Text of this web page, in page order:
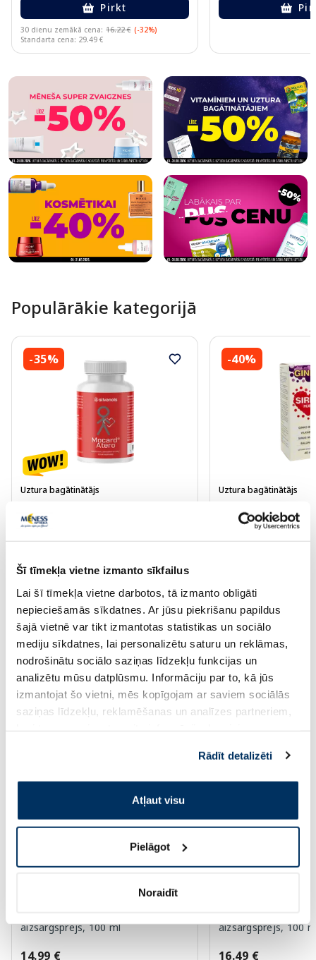
Šī tīmekļa vietne izmanto sīkfailus
Lai šī tīmekļa vietne darbotos, tā izmanto obligāti
nepieciešamās sīkdatnes. Ar jūsu piekrišanu papildus
šajā vietnē var tikt izmantotas statistikas un sociālo
mediju sīkdatnes, lai personalizētu saturu un reklāmas,
nodrošinātu sociālo saziņas līdzekļu funkcijas un
analizētu mūsu datplūsmu. Informāciju par to, kā jūs
izmantojat šo vietni, mēs kopīgojam ar saviem sociālās
saziņas līdzekļu, reklamēšanas un analīzes partneriem,
pakalpojumus. Ja piekrītat šo papildu sīkdatņu
izmantošanai, lūdzu, atzīmējiet savu izvēli:
Rādīt detalizēti
Atļaut visu
Pielāgot
Noraidīt
Pirkt
30 dienu zemākā cena: 16.22 € (-32%)
Standarta cena: 29.49 €
Populārākie kategorijā
-35%
Uztura bagātinātājs
31.84 € 48.99 €
Pirkt
Standarta cena: 48.99 €
-40%
Uztura bagātinātājs
Standarta cena: 4.29 €
Page 1 of 10
Saules aizsardzībai vasarā ☀️
AUSTRALIAN GOLD SPF30 Spray
aizsargsprejs, 100 ml
14.99 €
aizsargsprejs, 100
16.49 €